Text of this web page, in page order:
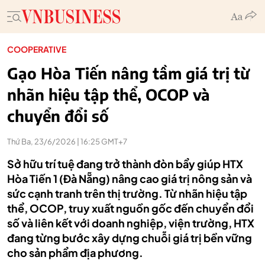
COOPERATIVE
Gạo Hòa Tiến nâng tầm giá trị từ
nhãn hiệu tập thể, OCOP và
chuyển đổi số
Thứ Ba, 23/6/2026 | 16:25 GMT+7
Sở hữu trí tuệ đang trở thành đòn bẩy giúp HTX
Hòa Tiến 1 (Đà Nẵng) nâng cao giá trị nông sản và
sức cạnh tranh trên thị trường. Từ nhãn hiệu tập
thể, OCOP, truy xuất nguồn gốc đến chuyển đổi
số và liên kết với doanh nghiệp, viện trường, HTX
đang từng bước xây dựng chuỗi giá trị bền vững
cho sản phẩm địa phương.